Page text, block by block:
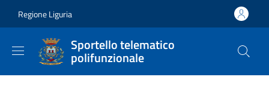
Regione Liguria
Sportello telematico
polifunzionale